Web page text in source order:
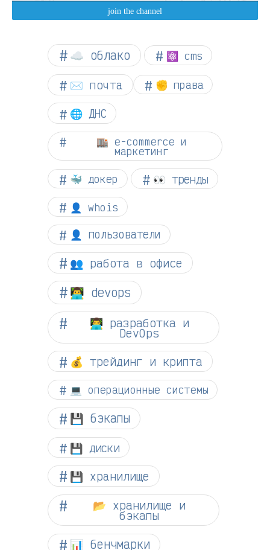
☁︎ облако ⚛ cms
✉️ почта ✊ права
🌐 ДНС
🏬 e-commerce и
маркетинг
🐳 докер 👀 тренды
👤 whois
👤 пользователи
👥 работа в офисе
👨‍💻 devops
👨‍💻 разработка и
DevOps
💰 трейдинг и крипта
💻 операционные системы
💾 бэкапы
💾 диски
💾 хранилище
📂 хранилище и
бэкапы
📊 бенчмарки